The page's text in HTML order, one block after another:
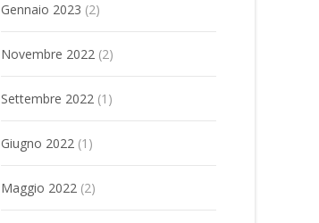
Gennaio 2023 (2)
Novembre 2022 (2)
Settembre 2022 (1)
Giugno 2022 (1)
Maggio 2022 (2)